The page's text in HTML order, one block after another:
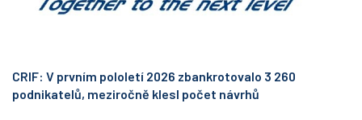
CRIF: V prvním pololetí 2026 zbankrotovalo 3 260
podnikatelů, meziročně klesl počet návrhů